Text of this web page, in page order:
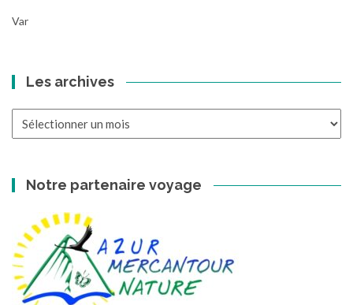
Var
Les archives
Notre partenaire voyage